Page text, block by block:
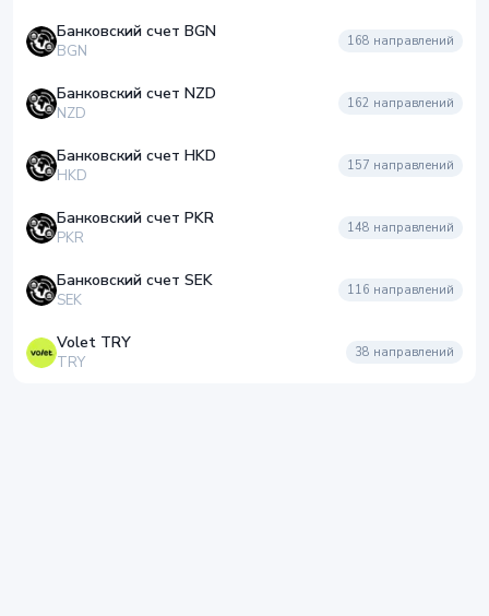
Банковский счет BGN
BGN
168 направлений
Банковский счет NZD
NZD
162 направлений
Банковский счет HKD
HKD
157 направлений
Банковский счет PKR
PKR
148 направлений
Банковский счет SEK
SEK
116 направлений
Volet TRY
TRY
38 направлений